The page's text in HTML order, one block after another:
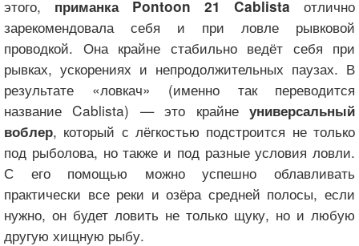
этого, приманка Pontoon 21 Cablista отлично
зарекомендовала себя и при ловле рывковой
проводкой. Она крайне стабильно ведёт себя при
рывках, ускорениях и непродолжительных паузах. В
результате «ловкач» (именно так переводится
название Cablista) — это крайне универсальный
воблер, который с лёгкостью подстроится не только
под рыболова, но также и под разные условия ловли.
С его помощью можно успешно облавливать
практически все реки и озёра средней полосы, если
нужно, он будет ловить не только щуку, но и любую
другую хищную рыбу.